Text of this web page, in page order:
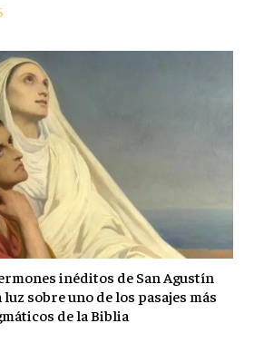
inéditos de San Agustín
sobre uno de los pasajes más
de la Biblia